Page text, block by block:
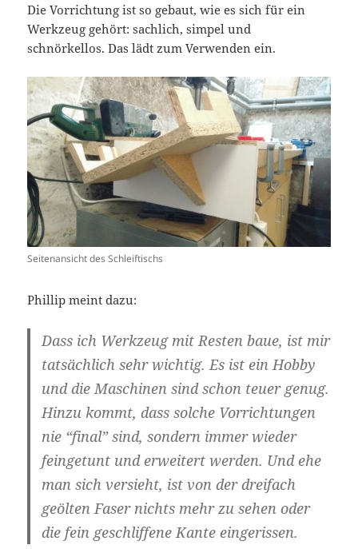
Die Vorrichtung ist so gebaut, wie es sich für ein
Werkzeug gehört: sachlich, simpel und
schnörkellos. Das lädt zum Verwenden ein.
Seitenansicht des Schleiftischs
Phillip meint dazu:
Dass ich Werkzeug mit Resten baue, ist mir
tatsächlich sehr wichtig. Es ist ein Hobby
und die Maschinen sind schon teuer genug.
Hinzu kommt, dass solche Vorrichtungen
nie “final” sind, sondern immer wieder
feingetunt und erweitert werden. Und ehe
man sich versieht, ist von der dreifach
geölten Faser nichts mehr zu sehen oder
die fein geschliffene Kante eingerissen.